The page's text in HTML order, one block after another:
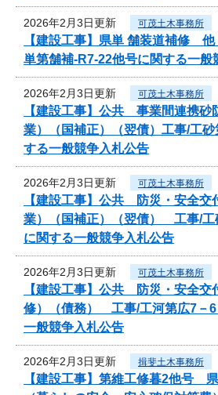
2026年2月3日更新 可茂土木事務所
【建設工事】県単 舗装道補修
単第舗補-R7-22他号に関する一般
2026年2月3日更新 可茂土木事務所
【建設工事】公共 事業間連携砂
業）（国補正）（翌債）工事/工
する一般競争入札公告
2026年2月3日更新 可茂土木事務所
【建設工事】公共 防災・安全交
業）（国補正）（翌債） 工事/工
に関する一般競争入札公告
2026年2月3日更新 可茂土木事務所
【建設工事】公共 防災・安全交
修）（債務） 工事/工河第広7－6
一般競争入札公告
2026年2月3日更新 揖斐土木事務所
【建設工事】第維工修暮2他号